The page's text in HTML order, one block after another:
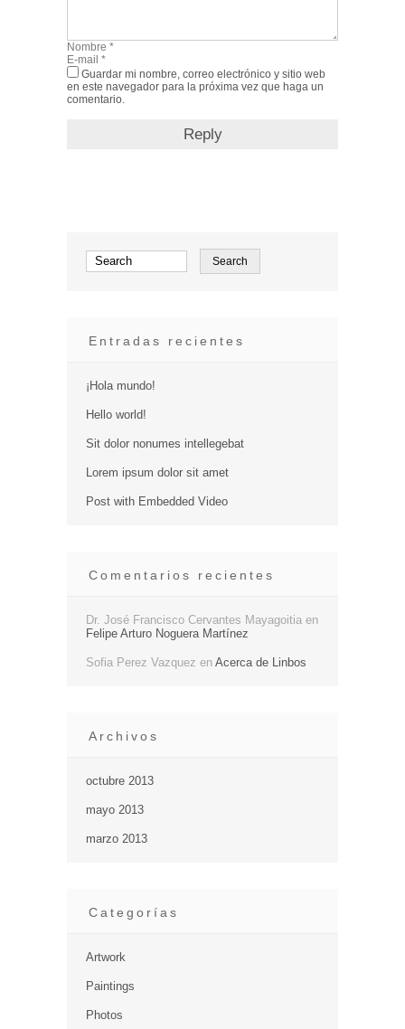
Guardar mi nombre, correo electrónico y sitio web
en este navegador para la próxima vez que haga un
comentario.
Entradas recientes
¡Hola mundo!
Hello world!
Sit dolor nonumes intellegebat
Lorem ipsum dolor sit amet
Post with Embedded Video
Comentarios recientes
Dr. José Francisco Cervantes Mayagoitia en
Felipe Arturo Noguera Martínez
Sofia Perez Vazquez en Acerca de Linbos
Archivos
octubre 2013
mayo 2013
marzo 2013
Categorías
Artwork
Paintings
Photos